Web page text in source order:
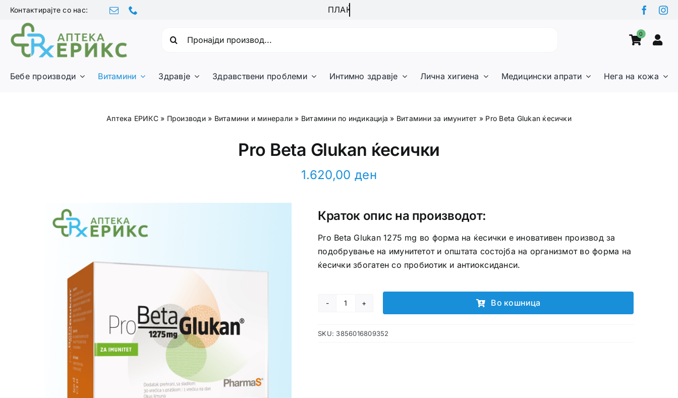
Skip
content
Контактирајте со нас:
0
Бебе производи Витамини Здравје Здравствени проблеми Интимно здравје Лична хигиена Медицински апрати Нега на кожа
Аптека ЕРИКС» Производи» Витамини и минерали » Витамини по индикација » Витамини за имунитет » Pro Beta Glukan ќесички
Pro Beta Glukan ќесички
1.620,00ден
Краток опис на производот:
Pro Beta Glukan 1275 mg во форма на ќесички е иновативен производ за
подобрување на имунитетот и општата состојба на организмот во форма на
ќесички збогатен со пробиотик и антиоксиданси.
Pro
Glukan
Во кошница
SKU: 3856016809352